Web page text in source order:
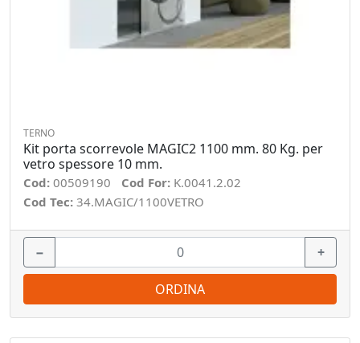
TERNO
Kit porta scorrevole MAGIC2 1100 mm. 80 Kg. per
vetro spessore 10 mm.
Cod: 00509190 Cod For: K.0041.2.02
Cod Tec: 34.MAGIC/1100VETRO
− +
ORDINA